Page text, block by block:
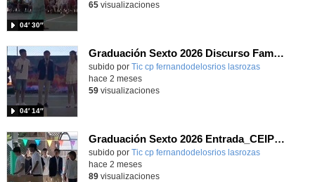
04′ 30″
65visualizaciones
Graduación Sexto 2026 Discurso Familia
Contenido educativo.
subido por Tic cp fernandodelosrios lasrozas
04′ 14″
-
hace 2 meses
59visualizaciones
Graduación Sexto 2026 Entrada_CEIP FDLR_Las Rozas
Contenido educativo.
subido por Tic cp fernandodelosrios lasrozas-
hace 2 meses
89visualizaciones